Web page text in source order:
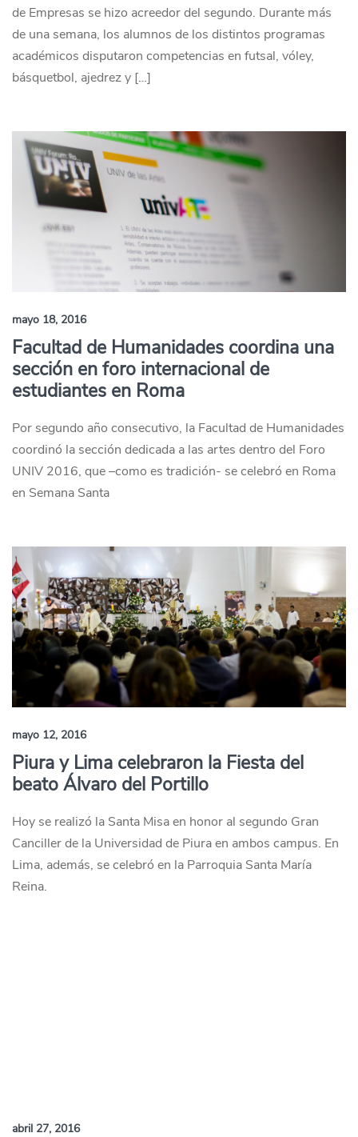
de Empresas se hizo acreedor del segundo. Durante más
de una semana, los alumnos de los distintos programas
académicos disputaron competencias en futsal, vóley,
básquetbol, ajedrez y […]
mayo 18, 2016
Facultad de Humanidades coordina una
sección en foro internacional de
estudiantes en Roma
Por segundo año consecutivo, la Facultad de Humanidades
coordinó la sección dedicada a las artes dentro del Foro
UNIV 2016, que –como es tradición- se celebró en Roma
en Semana Santa
mayo 12, 2016
Piura y Lima celebraron la Fiesta del
beato Álvaro del Portillo
Hoy se realizó la Santa Misa en honor al segundo Gran
Canciller de la Universidad de Piura en ambos campus. En
Lima, además, se celebró en la Parroquia Santa María
Reina.
abril 27, 2016